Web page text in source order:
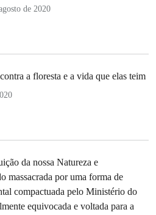
de 2020
a floresta e a vida que elas teim
da nossa Natureza e
massacrada por uma forma de
compactuada pelo Ministério do
equivocada e voltada para a